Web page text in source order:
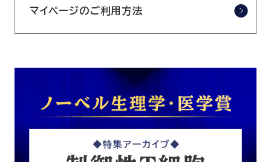
マイページのご利用方法